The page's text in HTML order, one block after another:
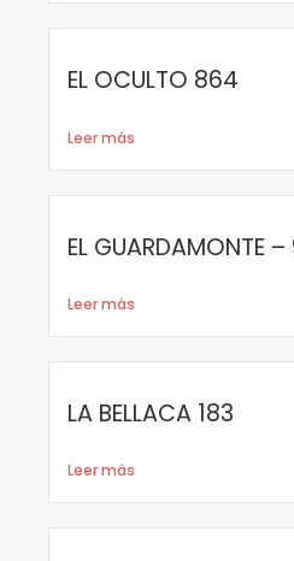
EL OCULTO 864
Leer más
EL GUARDAMONTE
Leer más
LA BELLACA 183
Leer más